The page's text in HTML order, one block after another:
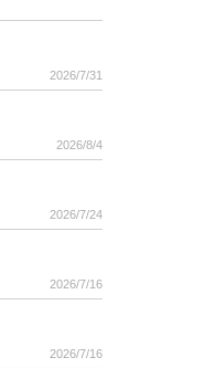
2026/7/31
2026/8/4
2026/7/24
2026/7/16
2026/7/16